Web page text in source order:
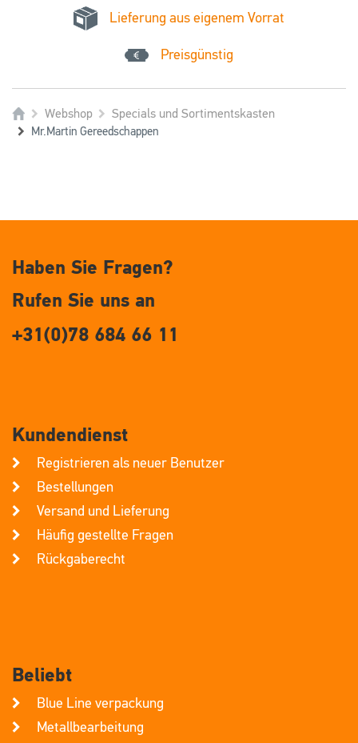
Lieferung aus eigenem Vorrat
Preisgünstig
Webshop Specials und Sortimentskasten
Mr.Martin Gereedschappen
Haben Sie Fragen?
Rufen Sie uns an
+31(0)78 684 66 11
Kundendienst
Registrieren als neuer Benutzer
Bestellungen
Versand und Lieferung
Häufig gestellte Fragen
Rückgaberecht
Beliebt
Blue Line verpackung
Metallbearbeitung